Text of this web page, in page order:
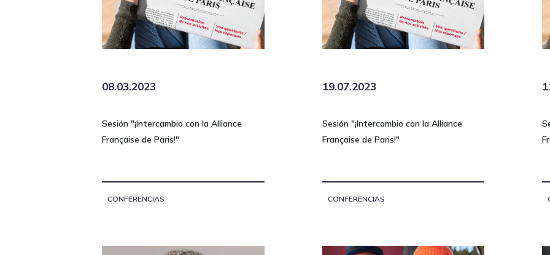
08.03.2023
Sesión "¡Intercambio con la Alliance
Française de Paris!"
CONFERENCIAS
19.07.2023
Sesión "¡Intercambio con la Alliance
Française de Paris!"
CONFERENCIAS